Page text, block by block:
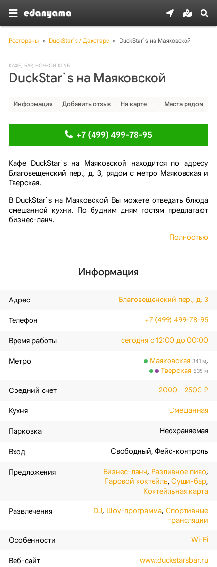
Рестораны » DuckStar`s / Дакстарс » DuckStar`s на Маяковской
КАФЕ, БАР, НОЧНОЙ КЛУБ
DuckStar`s на Маяковской
Информация Добавить отзыв На карте Места рядом
+7 (499) 499-78-95
Кафе DuckStar`s на Маяковской находится по адресу
Благовещенский пер., д. 3, рядом с метро Маяковская и
Тверская.
В DuckStar`s на Маяковской Вы можете отведать блюда
смешанной кухни. По будним дням гостям предлагают
бизнес-ланч.
Полностью
Информация
Адрес Благовещенский пер., д. 3
Телефон +7 (499) 499-78-95
Время работы сегодня с 12:00 до 00:00
Метро Маяковская 341 м,
Тверская 535 м
Средний счет 2000 - 2500 ₽
Кухня Смешанная
Парковка Неохраняемая
Вход Свободный,Фейс-контроль
Предложения Бизнес-ланч, Разливное пиво,
Паровой коктейль,Суши-бар,
Коктейльная карта
Развлечения DJ, Шоу-программа,Спортивные
трансляции
Особенности Wi-Fi
Веб-сайт www.duckstarsbar.ru